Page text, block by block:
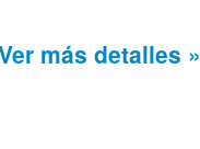
más detalles »